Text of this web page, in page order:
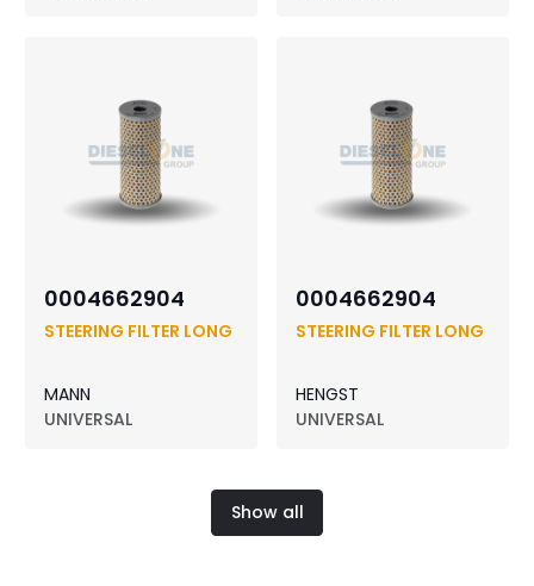
0004662904
STEERING FILTER LONG
MANN
UNIVERSAL
0004662904
STEERING FILTER LONG
HENGST
UNIVERSAL
Show all